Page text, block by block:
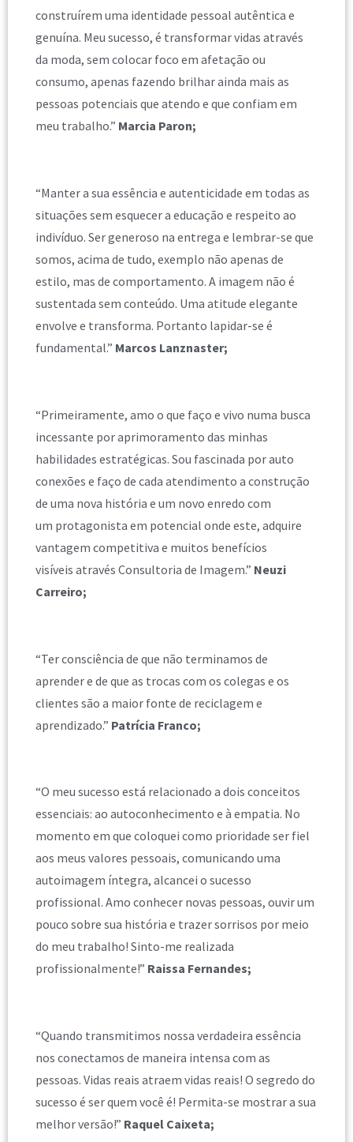
construírem uma identidade pessoal autêntica e
genuína. Meu sucesso, é transformar vidas através
da moda, sem colocar foco em afetação ou
consumo, apenas fazendo brilhar ainda mais as
pessoas potenciais que atendo e que confiam em
meu trabalho.” Marcia Paron;
“Manter a sua essência e autenticidade em todas as
situações sem esquecer a educação e respeito ao
indivíduo. Ser generoso na entrega e lembrar-se que
somos, acima de tudo, exemplo não apenas de
estilo, mas de comportamento. A imagem não é
sustentada sem conteúdo. Uma atitude elegante
envolve e transforma. Portanto lapidar-se é
fundamental.” Marcos Lanznaster;
“Primeiramente, amo o que faço e vivo numa busca
incessante por aprimoramento das minhas
habilidades estratégicas. Sou fascinada por auto
conexões e faço de cada atendimento a construção
de uma nova história e um novo enredo com
um protagonista em potencial onde este, adquire
vantagem competitiva e muitos benefícios
visíveis através Consultoria de Imagem.” Neuzi
Carreiro;
“Ter consciência de que não terminamos de
aprender e de que as trocas com os colegas e os
clientes são a maior fonte de reciclagem e
aprendizado.” Patrícia Franco;
“O meu sucesso está relacionado a dois conceitos
essenciais: ao autoconhecimento e à empatia. No
momento em que coloquei como prioridade ser fiel
aos meus valores pessoais, comunicando uma
autoimagem íntegra, alcancei o sucesso
profissional. Amo conhecer novas pessoas, ouvir um
pouco sobre sua história e trazer sorrisos por meio
do meu trabalho! Sinto-me realizada
profissionalmente!” Raissa Fernandes;
“Quando transmitimos nossa verdadeira essência
nos conectamos de maneira intensa com as
pessoas. Vidas reais atraem vidas reais! O segredo do
sucesso é ser quem você é! Permita-se mostrar a sua
melhor versão!” Raquel Caixeta;